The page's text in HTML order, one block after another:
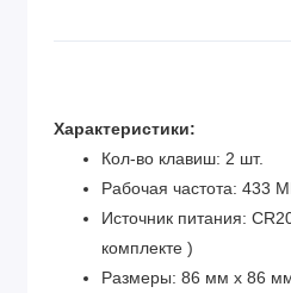
Характеристики:
Кол-во клавиш: 2 шт.
Рабочая частота: 433
Источник питания:
комплекте )
Размеры: 86 мм x 86